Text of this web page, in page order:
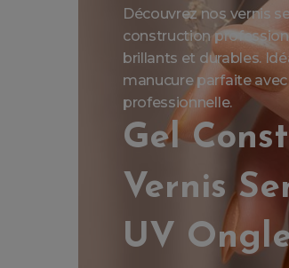
Découvrez nos vernis
construction
brillants et durables.
manucure parfaite
professionnelle.
Gel
Vernis
UV